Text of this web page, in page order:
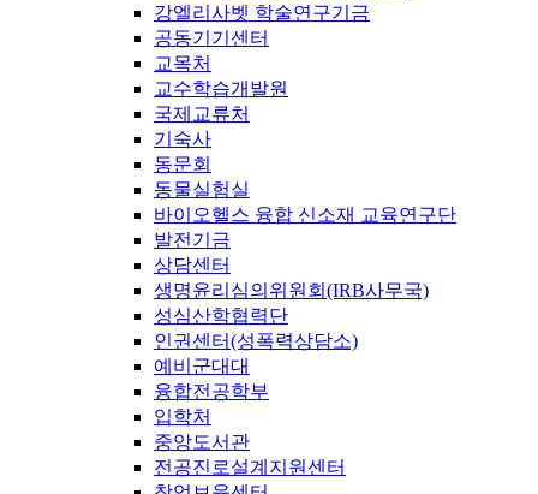
강엘리사벳 학술연구기금
공동기기센터
교목처
교수학습개발원
국제교류처
기숙사
동문회
동물실험실
바이오헬스 융합 신소재 교육연구단
발전기금
상담센터
생명윤리심의위원회(IRB사무국)
성심산학협력단
인권센터(성폭력상담소)
예비군대대
융합전공학부
입학처
중앙도서관
전공진로설계지원센터